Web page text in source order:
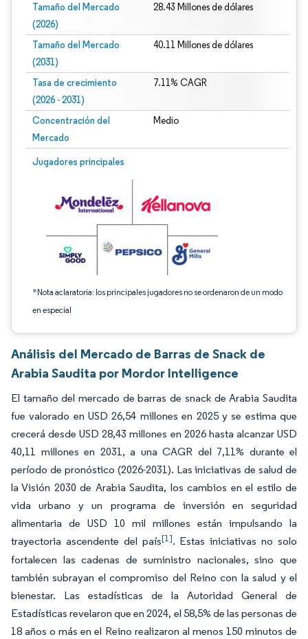
Tamaño del Mercado
(2026)
28.43 Millones de dólares
Tamaño del Mercado
(2031)
40.11 Millones de dólares
Tasa de crecimiento
(2026 - 2031)
7.11% CAGR
Concentración del
Mercado
Medio
Jugadores principales
*Nota aclaratoria: los principales jugadores no se ordenaron de un modo
en especial
Imagen © Mordor Intelligence. El uso requiere atribución según CC BY 4.0.
Análisis del Mercado de Barras de Snack de
Arabia Saudita por Mordor Intelligence
El tamaño del mercado de barras de snack de Arabia Saudita
fue valorado en USD 26,54 millones en 2025 y se estima que
crecerá desde USD 28,43 millones en 2026 hasta alcanzar USD
40,11 millones en 2031, a una CAGR del 7,11% durante el
período de pronóstico (2026-2031). Las iniciativas de salud de
la Visión 2030 de Arabia Saudita, los cambios en el estilo de
vida urbano y un programa de inversión en seguridad
alimentaria de USD 10 mil millones están impulsando la
trayectoria ascendente del país[1]. Estas iniciativas no solo
fortalecen las cadenas de suministro nacionales, sino que
también subrayan el compromiso del Reino con la salud y el
bienestar. Las estadísticas de la Autoridad General de
Estadísticas revelaron que en 2024, el 58,5% de las personas de
18 años o más en el Reino realizaron al menos 150 minutos de